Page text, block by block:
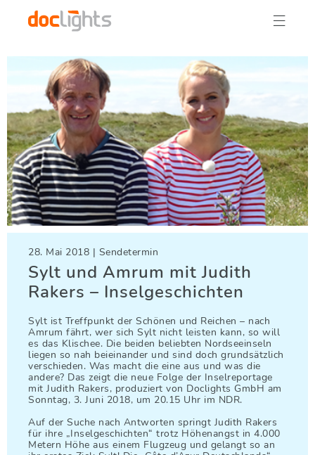

28. Mai 2018 | Sendetermin
Sylt und Amrum mit Judith
Rakers – Inselgeschichten
Sylt ist Treffpunkt der Schönen und Reichen – nach
Amrum fährt, wer sich Sylt nicht leisten kann, so will
es das Klischee. Die beiden beliebten Nordseeinseln
liegen so nah beieinander und sind doch grundsätzlich
verschieden. Was macht die eine aus und was die
andere? Das zeigt die neue Folge der Inselreportage
mit Judith Rakers, produziert von Doclights GmbH am
Sonntag, 3. Juni 2018, um 20.15 Uhr im NDR.
Auf der Suche nach Antworten springt Judith Rakers
für ihre „Inselgeschichten“ trotz Höhenangst in 4.000
Metern Höhe aus einem Flugzeug und gelangt so an